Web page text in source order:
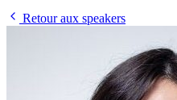
Retour aux speakers